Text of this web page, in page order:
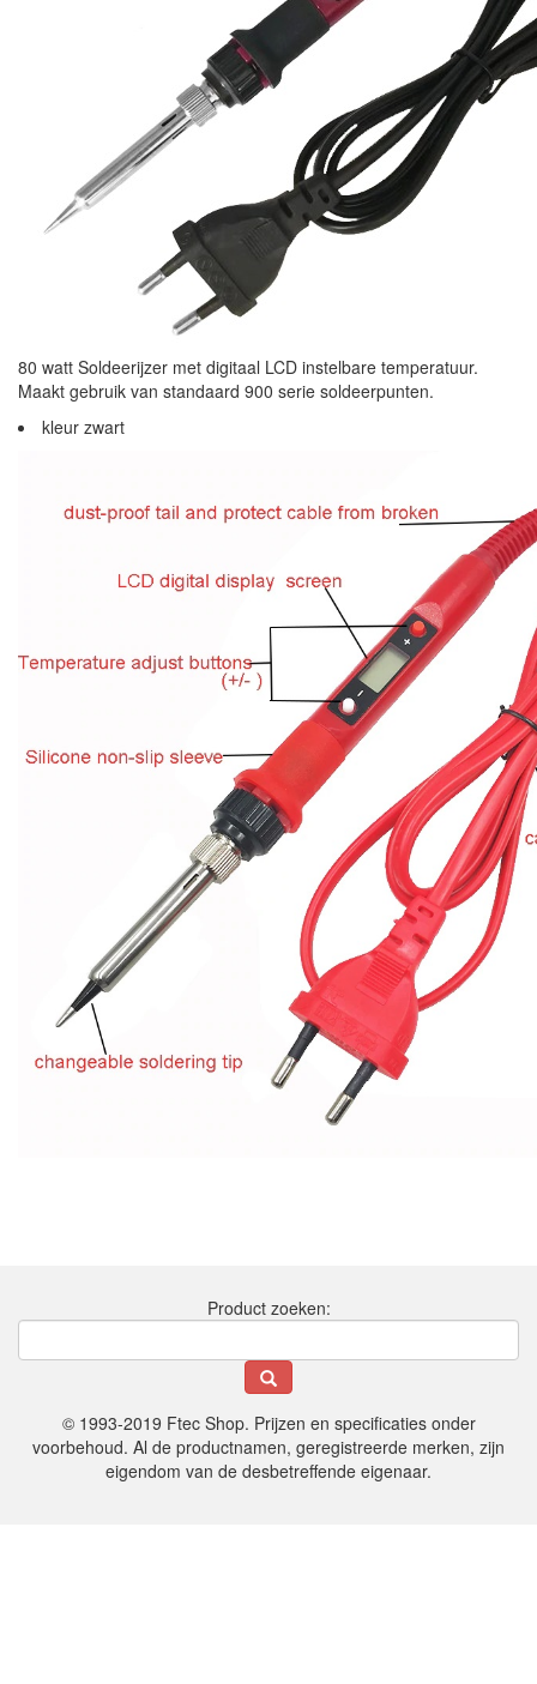
80 watt Soldeerijzer met digitaal LCD instelbare temperatuur.
Maakt gebruik van standaard 900 serie soldeerpunten.
kleur zwart
Product zoeken:
© 1993-2019 Ftec Shop. Prijzen en specificaties onder
voorbehoud. Al de productnamen, geregistreerde merken, zijn
eigendom van de desbetreffende eigenaar.